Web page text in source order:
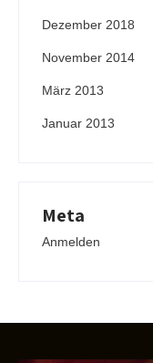
Dezember 2018
November 2014
März 2013
Januar 2013
Meta
Anmelden